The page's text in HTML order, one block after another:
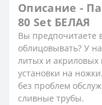
Описание -
80 Set БЕЛАЯ
Вы предпочитаете
облицовывать? У
литых и акриловых
установки на
без проблем
сливные трубы.